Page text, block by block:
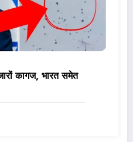
कागज, भारत समेत